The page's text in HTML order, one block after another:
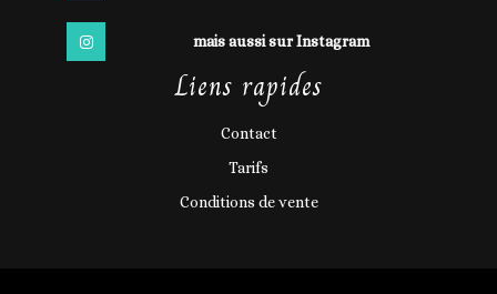
mais aussi sur Instagram
Liens rapides
Contact
Tarifs
Conditions de vente